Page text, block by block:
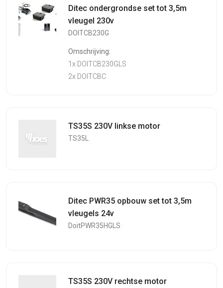
Ditec ondergrondse set tot 3,5m
vleugel 230v
DOITCB230G
Omschrijving:
1x DOITCB230GLS
2x DOITCBC
TS35S 230V linkse motor
TS35L
Ditec PWR35 opbouw set tot 3,5m
vleugels 24v
DoitPWR35HGLS
TS35S 230V rechtse motor